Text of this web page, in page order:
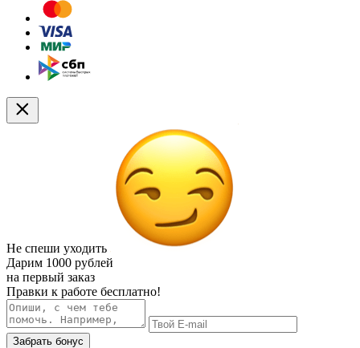
Не спеши уходить
Дарим 1000 рублей
на первый заказ
Правки к работе бесплатно!
Забрать бонус